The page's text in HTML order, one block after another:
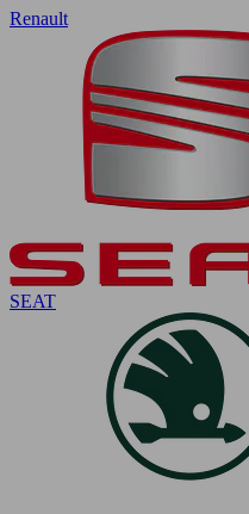
Renault
SEAT